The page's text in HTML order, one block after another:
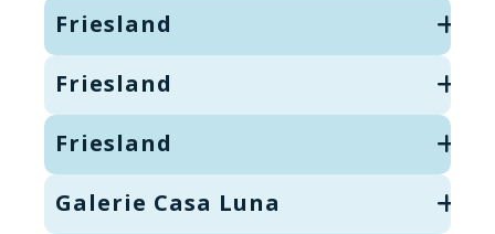
Friesland
Friesland
Friesland
Galerie Casa Luna